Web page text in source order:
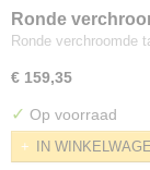
Ronde
Ronde verchroomde
€ 159,35
✓ Op voorraad
IN